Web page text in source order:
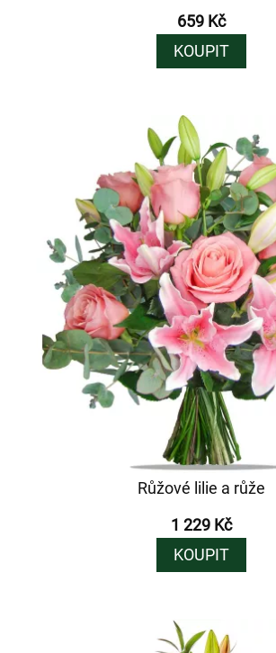
659 Kč
KOUPIT
Růžové lilie a růže
1 229 Kč
KOUPIT